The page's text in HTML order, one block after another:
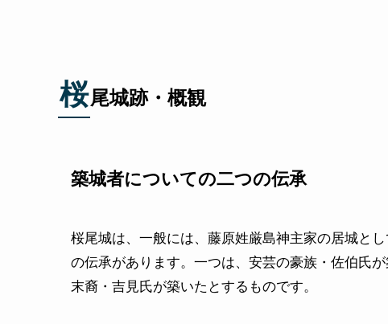
桜尾城跡・概観
築城者についての二つの伝承
桜尾城は、一般には、藤原姓厳島神主家の居城と
の伝承があります。一つは、安芸の豪族・佐伯氏
末裔・吉見氏が築いたとするものです。